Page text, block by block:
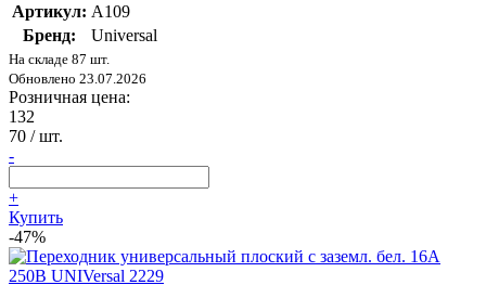
Артикул: А109
Бренд:
Universal
На складе 87 шт.
Обновлено 23.07.2026
Розничная цена:
132
70 / шт.
-
+
Купить
-47%